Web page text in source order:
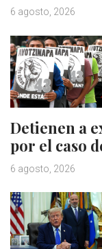
6 agosto, 2026
Detienen a
por el caso
6 agosto, 2026